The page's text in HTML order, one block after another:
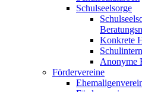
Schulseelsorge
Konkrete
Anonyme
Fördervereine